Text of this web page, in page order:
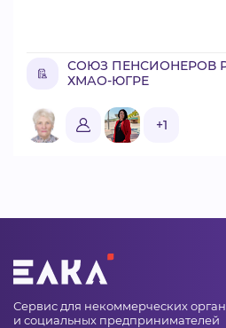
СОЮЗ ПЕНСИОНЕРОВ
ХМАО-ЮГРЕ
+1
Сервис для некоммерческих
и социальных предпринимателей